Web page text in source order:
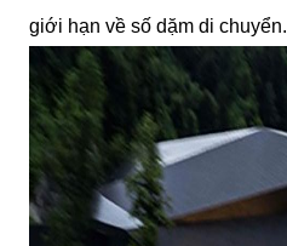
giới hạn về số dặm di chuyển.